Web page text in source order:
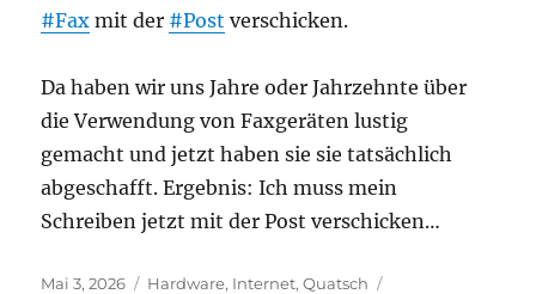
#Fax mit der #Post verschicken.
Da haben wir uns Jahre oder Jahrzehnte über
die Verwendung von Faxgeräten lustig
gemacht und jetzt haben sie sie tatsächlich
abgeschafft. Ergebnis: Ich muss mein
Schreiben jetzt mit der Post verschicken…
Veröffentlicht
Mai 3, 2026 Kategorien
Hardware, Internet,Quatsch